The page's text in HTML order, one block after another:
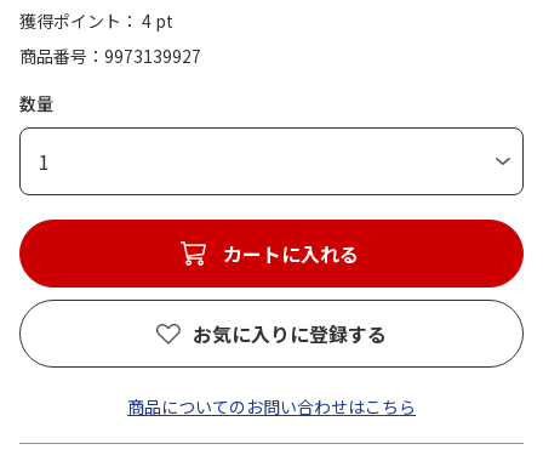
獲得ポイント： 4 pt
商品番号
9973139927
数量
1
カートに入れる
お気に入りに登録する
商品についてのお問い合わせはこちら